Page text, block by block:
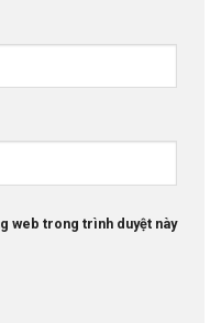
web trong trình duyệt này